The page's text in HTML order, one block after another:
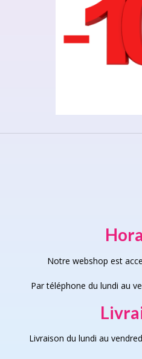
Notre webshop est
Par téléphone du lundi au
Livraison du lundi au